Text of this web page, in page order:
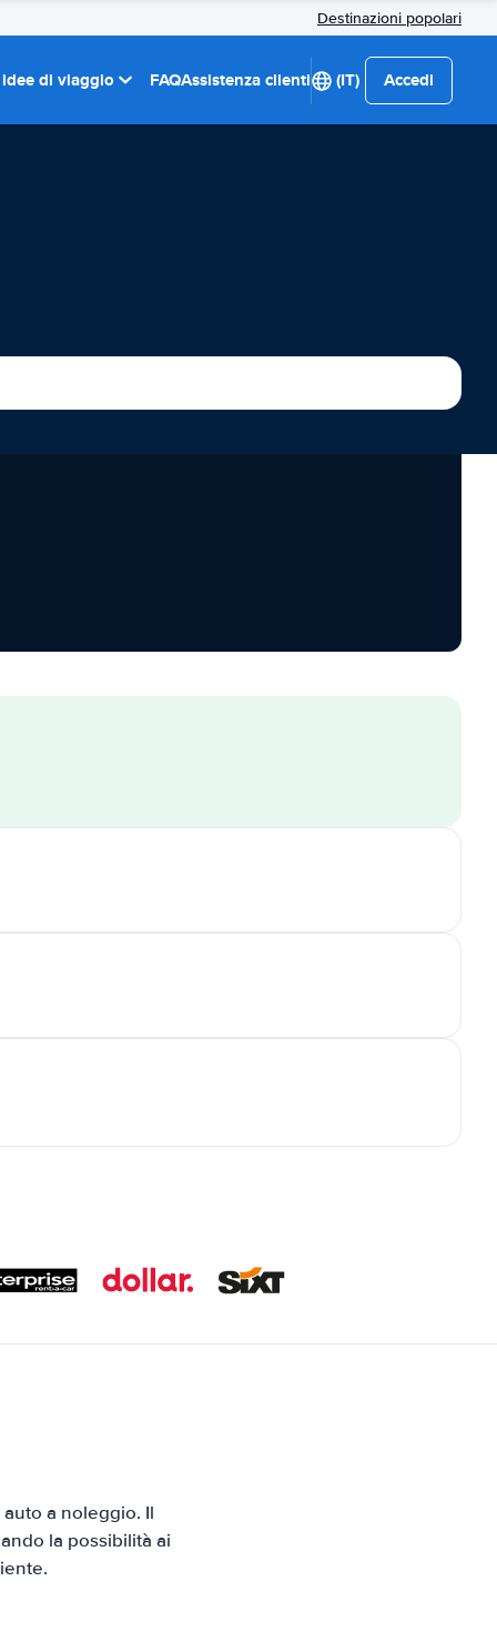
Destinazioni popolari
di viaggio FAQAssistenza clienti (IT) Accedi
a noleggio. Il
la possibilità ai